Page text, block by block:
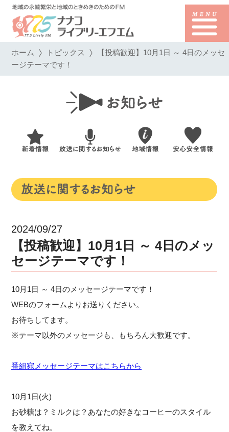
ホーム トピックス 【投稿歓迎】10月1日 ～ 4日のメッセ
ージテーマです！
2024/09/27
【投稿歓迎】10月1日 ～ 4日のメッ
セージテーマです！
10月1日 ～ 4日のメッセージテーマです！
WEBのフォームよりお送りください。
お待ちしてます。
※テーマ以外のメッセージも、もちろん大歓迎です。
番組宛メッセージテーマはこちらから
10月1日(火)
お砂糖は？ミルクは？あなたの好きなコーヒーのスタイル
を教えてね。